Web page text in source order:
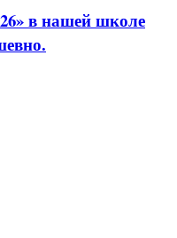
в нашей школе